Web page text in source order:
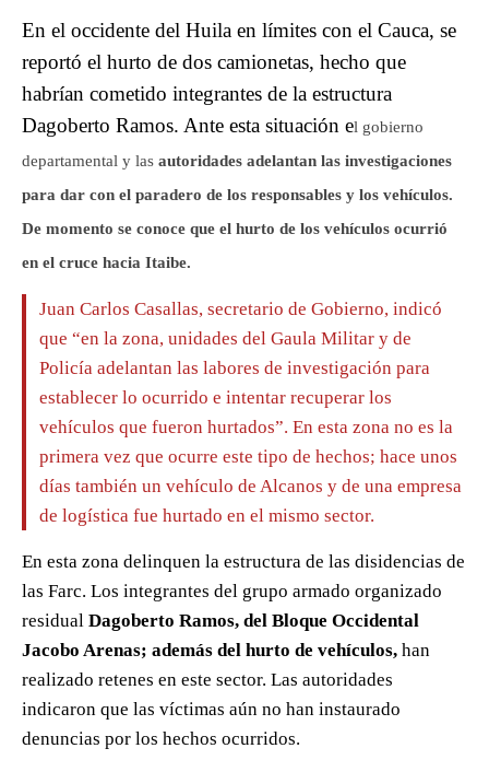
En el occidente del Huila en límites con el Cauca, se
reportó el hurto de dos camionetas, hecho que
habrían cometido integrantes de la estructura
Dagoberto Ramos. Ante esta situación el gobierno
departamental y las autoridades adelantan las investigaciones
para dar con el paradero de los responsables y los vehículos.
De momento se conoce que el hurto de los vehículos ocurrió
en el cruce hacia Itaibe.
Juan Carlos Casallas, secretario de Gobierno, indicó
que “en la zona, unidades del Gaula Militar y de
Policía adelantan las labores de investigación para
establecer lo ocurrido e intentar recuperar los
vehículos que fueron hurtados”. En esta zona no es la
primera vez que ocurre este tipo de hechos; hace unos
días también un vehículo de Alcanos y de una empresa
de logística fue hurtado en el mismo sector.
En esta zona delinquen la estructura de las disidencias de
las Farc. Los integrantes del grupo armado organizado
residual Dagoberto Ramos, del Bloque Occidental
Jacobo Arenas; además del hurto de vehículos, han
realizado retenes en este sector. Las autoridades
indicaron que las víctimas aún no han instaurado
denuncias por los hechos ocurridos.